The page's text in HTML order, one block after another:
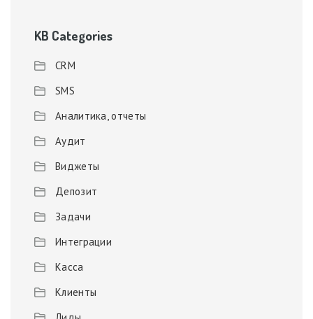
KB Categories
CRM
SMS
Аналитика, отчеты
Аудит
Виджеты
Депозит
Задачи
Интеграции
Касса
Клиенты